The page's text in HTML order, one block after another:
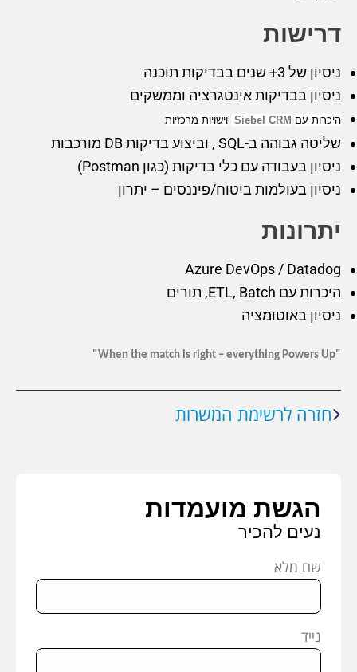
דרישות
ניסיון של 3+ שנים בבדיקות תוכנה
ניסיון בבדיקות אינטגרציה וממשקים
היכרות עם Siebel CRM וישויות מרכזיות
שליטה גבוהה ב-SQL , וביצוע בדיקות DB מורכבות
ניסיון בעבודה עם כלי בדיקות (כגון Postman)
ניסיון בעולמות ביטוח/פיננסים – יתרון
יתרונות
Azure DevOps / Datadog
היכרות עם ETL, Batch, תורים
ניסיון באוטומציה
"When the match is right – everything Powers Up"
חזרה לרשימת המשרות
הגשת מועמדות
נעים להכיר
שם מלא
נייד